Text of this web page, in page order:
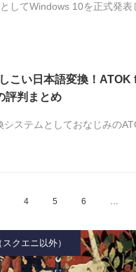
してWindows 10を正式発表
こい日本語変換！ATOK
評判まとめ
システムとしておなじみの
4 5 6 …
クエニ以外）